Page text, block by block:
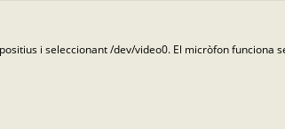
i seleccionant /dev/video0. El micròfon funciona